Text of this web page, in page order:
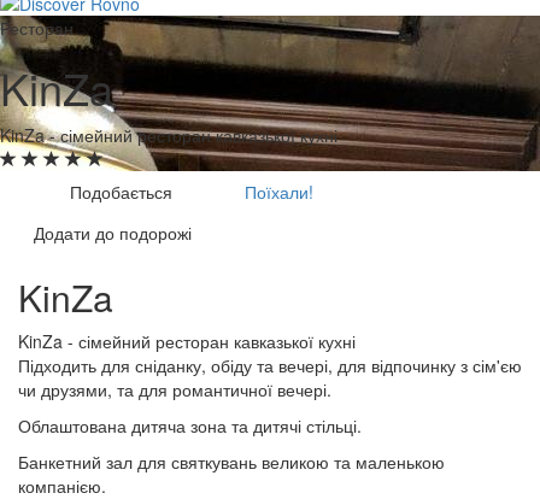
Ресторан
KinZa
KinZa - сімейний ресторан кавказької кухні
Image may be subject to copyright Terms Report a problem
Подобається
Поїхали!
Додати до подорожі
KinZa
KinZa - сімейний ресторан кавказької кухні
Підходить для сніданку, обіду та вечері, для відпочинку з сім'єю
чи друзями, та для романтичної вечері.
Облаштована дитяча зона та дитячі стільці.
Банкетний зал для святкувань великою та маленькою
компанією.